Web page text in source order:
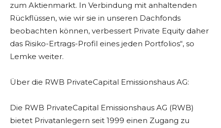
zum Aktienmarkt. In Verbindung mit anhaltenden
Rückflüssen, wie wir sie in unseren Dachfonds
beobachten können, verbessert Private Equity daher
das Risiko-Ertrags-Profil eines jeden Portfolios“, so
Lemke weiter.
Über die RWB PrivateCapital Emissionshaus AG:
Die RWB PrivateCapital Emissionshaus AG (RWB)
bietet Privatanlegern seit 1999 einen Zugang zu